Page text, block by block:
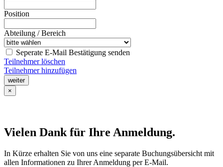
Position
Abteilung / Bereich
Seperate E-Mail Bestätigung senden
Teilnehmer löschen
Teilnehmer hinzufügen
weiter
×
Vielen Dank für Ihre Anmeldung.
In Kürze erhalten Sie von uns eine separate Buchungsübersicht mit
allen Informationen zu Ihrer Anmeldung per E-Mail.